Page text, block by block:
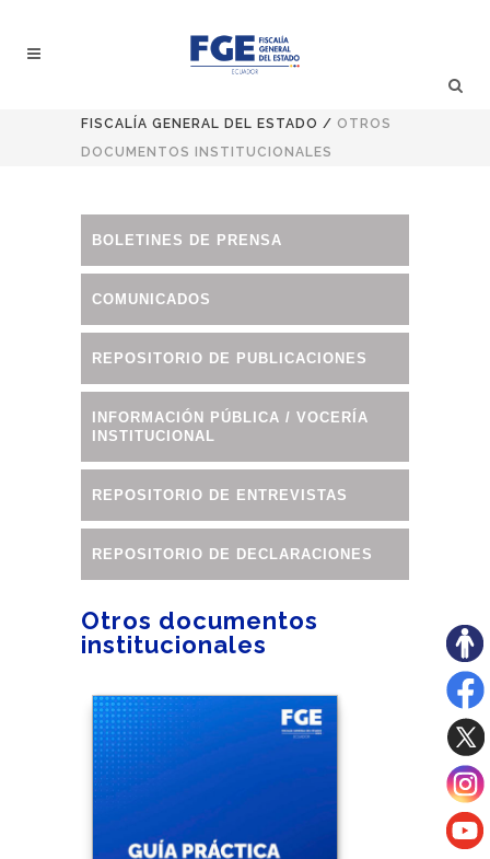
FISCALÍA GENERAL DEL ESTADO / OTROS
DOCUMENTOS INSTITUCIONALES
BOLETINES DE PRENSA
COMUNICADOS
REPOSITORIO DE PUBLICACIONES
INFORMACIÓN PÚBLICA / VOCERÍA
INSTITUCIONAL
REPOSITORIO DE ENTREVISTAS
REPOSITORIO DE DECLARACIONES
Otros documentos
institucionales